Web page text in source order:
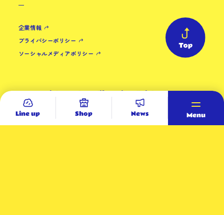
Line up Shop News Menu
企業情報
プライバシーポリシー
ソーシャルメディアポリシー
Copyright (C) daytolife.co.jp. All rights reserved.